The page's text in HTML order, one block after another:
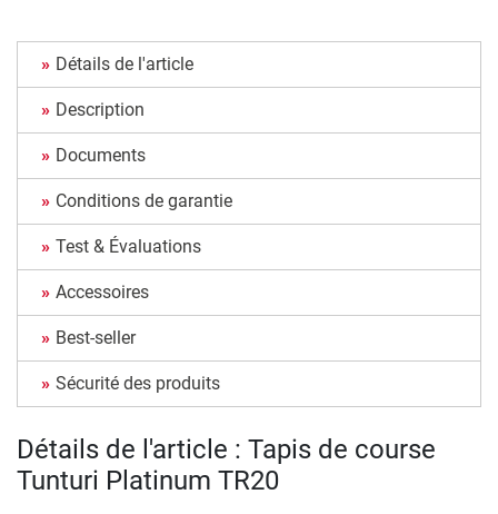
Détails de l'article
Description
Documents
Conditions de garantie
Test & Évaluations
Accessoires
Best-seller
Sécurité des produits
Détails de l'article : Tapis de course
Tunturi Platinum TR20